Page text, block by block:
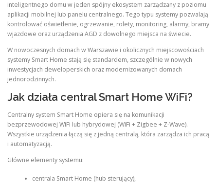
inteligentnego domu w jeden spójny ekosystem zarządzany z poziomu
aplikacji mobilnej lub panelu centralnego. Tego typu systemy pozwalają
kontrolować oświetlenie, ogrzewanie, rolety, monitoring, alarmy, bramy
wjazdowe oraz urządzenia AGD z dowolnego miejsca na świecie.
W nowoczesnych domach w Warszawie i okolicznych miejscowościach
systemy Smart Home stają się standardem, szczególnie w nowych
inwestycjach deweloperskich oraz modernizowanych domach
jednorodzinnych.
Jak działa central Smart Home WiFi?
Centralny system Smart Home opiera się na komunikacji
bezprzewodowej WiFi lub hybrydowej (WiFi + Zigbee + Z-Wave).
Wszystkie urządzenia łączą się z jedną centralą, która zarządza ich pracą
i automatyzacją.
Główne elementy systemu:
centrala Smart Home (hub sterujący),